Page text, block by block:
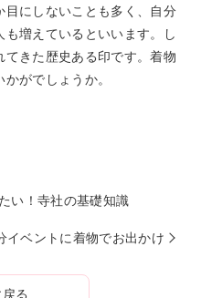
にしないことも多く、自分
増えているといいます。し
きた歴史ある印です。着物
がでしょうか。
い！寺社の基礎知識
イベントに着物でお出かけ
る